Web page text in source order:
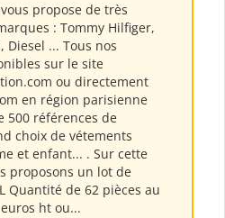
propose de très
: Tommy Hilfiger,
Diesel ... Tous nos
sur le site
ou directement
en région parisienne
500 références de
choix de vétements
et enfant... . Sur cette
proposons un lot de
Quantité de 62 pièces au
ht ou...